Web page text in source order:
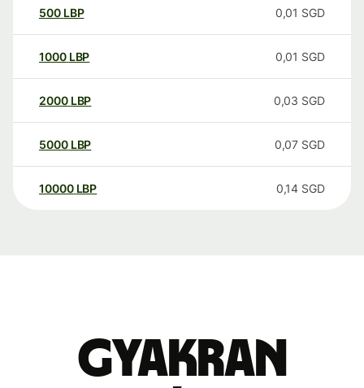
500 LBP 0,01 SGD
1000 LBP 0,01 SGD
2000 LBP 0,03 SGD
5000 LBP 0,07 SGD
10000 LBP 0,14 SGD
Gyakran